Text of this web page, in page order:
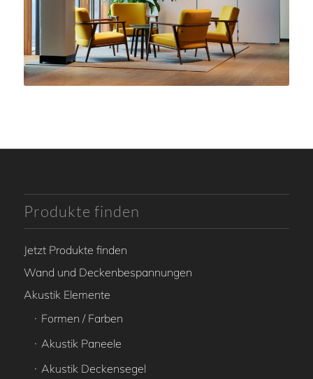
einfach aus!
Produkte finden
Jetzt Produkte finden
Wand und Deckenbespannungen
Akustik Elemente
Formen / Farben
Akustik Paneele
Akustik Deckensegel